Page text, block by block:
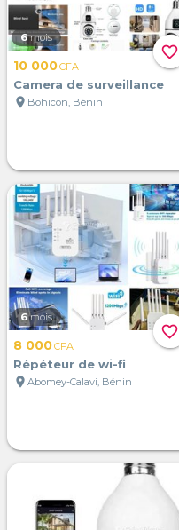
favorite_border
6 mois
10 000CFA
Camera de surveillance
location_on Bohicon, Bénin
favorite_border
6 mois
8 000CFA
Répéteur de wi-fi
location_on Abomey-Calavi, Bénin